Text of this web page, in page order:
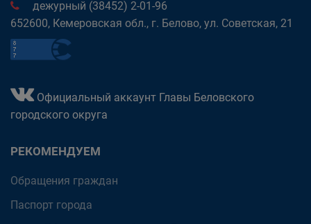
дежурный (38452) 2-01-96
652600, Кемеровская обл., г. Белово, ул. Советская, 21
Официальный аккаунт Главы Беловского
городского округа
РЕКОМЕНДУЕМ
Обращения граждан
Паспорт города